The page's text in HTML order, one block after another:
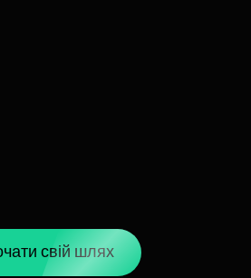
свій шлях